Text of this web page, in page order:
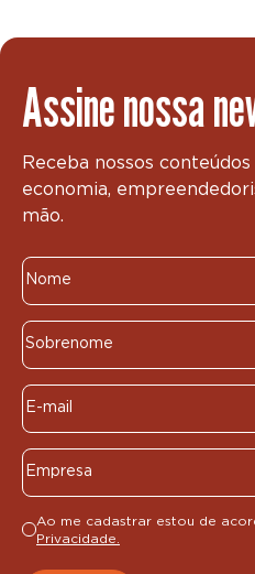
Assine nossa
Receba nossos
economia,
mão.
Ao me cadastrar estou de
Privacidade.